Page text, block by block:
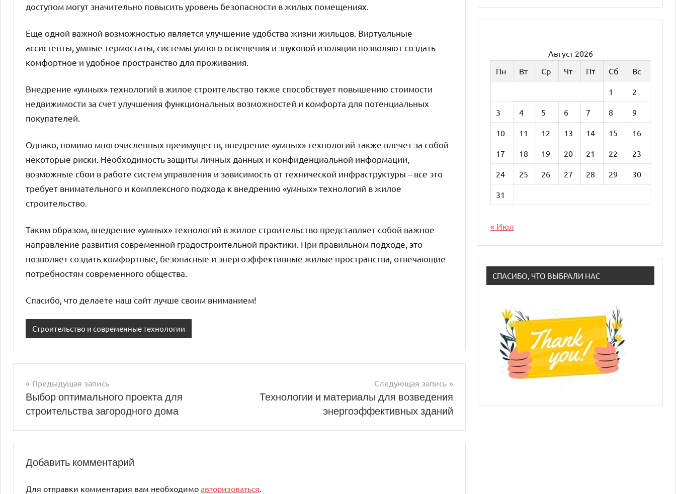
доступом могут значительно повысить уровень безопасности в жилых помещениях.
Еще одной важной возможностью является улучшение удобства жизни жильцов. Виртуальные
ассистенты, умные термостаты, системы умного освещения и звуковой изоляции позволяют создать
комфортное и удобное пространство для проживания.
Внедрение «умных» технологий в жилое строительство также способствует повышению стоимости
недвижимости за счет улучшения функциональных возможностей и комфорта для потенциальных
покупателей.
Однако, помимо многочисленных преимуществ, внедрение «умных» технологий также влечет за собой
некоторые риски. Необходимость защиты личных данных и конфиденциальной информации,
возможные сбои в работе систем управления и зависимость от технической инфраструктуры – все это
требует внимательного и комплексного подхода к внедрению «умных» технологий в жилое
строительство.
Таким образом, внедрение «умных» технологий в жилое строительство представляет собой важное
направление развития современной градостроительной практики. При правильном подходе, это
позволяет создать комфортные, безопасные и энергоэффективные жилые пространства, отвечающие
потребностям современного общества.
Спасибо, что делаете наш сайт лучше своим вниманием!
Строительство и современные технологии
Навигация
по
записям
Предыдущая запись
Выбор оптимального проекта для
строительства загородного дома
Следующая запись
Технологии и материалы для возведения
энергоэффективных зданий
Добавить комментарий
Для отправки комментария вам необходимо авторизоваться.
Август 2026
Пн
Вт Ср Чт Пт Сб Вс
1 2
3 4 5 6 7 8 9
10 11 12 13 14 15 16
17 18 19 20 21 22 23
24 25 26 27 28 29 30
31
« Июл
СПАСИБО, ЧТО ВЫБРАЛИ НАС